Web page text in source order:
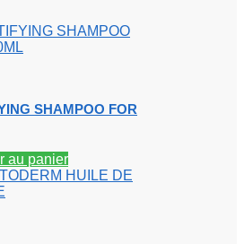
SHAMPOO FOR
au panier